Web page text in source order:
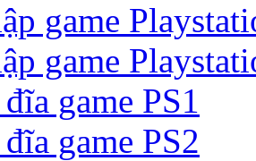
game
game
game PS1
game PS2